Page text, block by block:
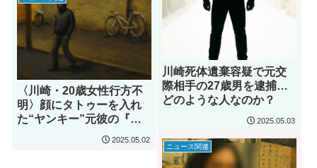
川崎死体遺棄容疑で元交
際相手の27歳男を逮捕…
どのような人なのか？
2025.05.03
〈川崎・20歳女性行方不
明〉顔にタトゥーを入れ
た“ヤンキー”元彼の『映
像』が怖過ぎると話題に
2025.05.02
ニュース関連